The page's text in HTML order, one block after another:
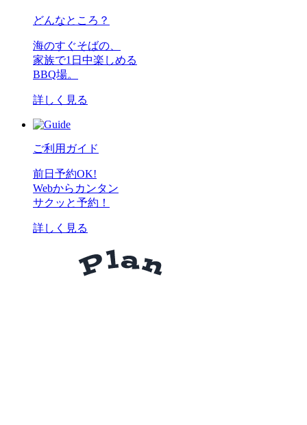
どんなところ？
海のすぐそばの、
家族で1日中楽しめる
BBQ場。
詳しく見る
ご利用ガイド
前日予約OK!
Webからカンタン
サクッと予約！
詳しく見る